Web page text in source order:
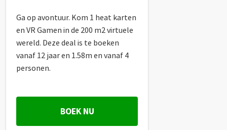
Ga op avontuur. Kom 1 heat karten
en VR Gamen in de 200 m2 virtuele
wereld. Deze deal is te boeken
vanaf 12 jaar en 1.58m en vanaf 4
personen.
BOEK NU